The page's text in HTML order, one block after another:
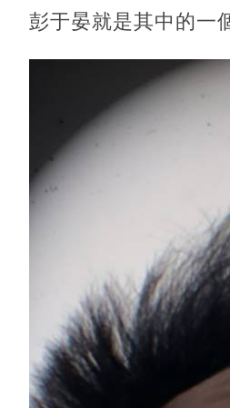
彭于晏就是其中的一